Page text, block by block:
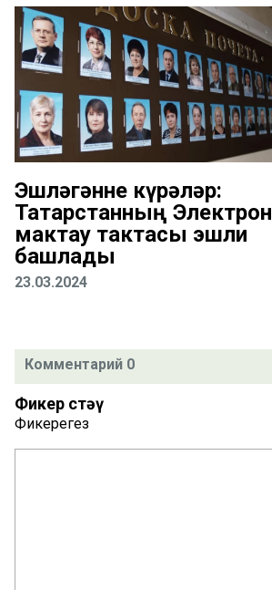
Эшләгәнне күрәләр:
Татарстанның Электрон
мактау тактасы эшли
башлады
23.03.2024
Комментарий 0
Фикер өстәү
Фикерегез